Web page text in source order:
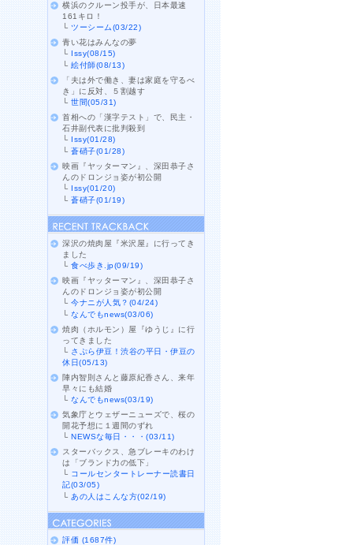
横浜のクルーン投手が、日本最速
161キロ！
└ツーシーム(03/22)
青い花はみんなの夢
└ Issy(08/15)
└絵付師(08/13)
「夫は外で働き、妻は家庭を守るべ
き」に反対、５割越す
└世間(05/31)
首相への「漢字テスト」で、民主・
石井副代表に批判殺到
└ Issy(01/28)
└蒼硝子(01/28)
映画『ヤッターマン』、深田恭子さ
んのドロンジョ姿が初公開
└ Issy(01/20)
└蒼硝子(01/19)
深沢の焼肉屋『米沢屋』に行ってき
ました
└食べ歩き.jp(09/19)
映画『ヤッターマン』、深田恭子さ
んのドロンジョ姿が初公開
└今ナニが人気？(04/24)
└なんでもnews(03/06)
焼肉（ホルモン）屋『ゆうじ』に行
ってきました
└ さぷら伊豆！渋谷の平日・伊豆の
休日(05/13)
陣内智則さんと藤原紀香さん、来年
早々にも結婚
└なんでもnews(03/19)
気象庁とウェザーニューズで、桜の
開花予想に１週間のずれ
└NEWSな毎日・・・(03/11)
スターバックス、急ブレーキのわけ
は「ブランド力の低下」
└ コールセンタートレーナー読書日
記(03/05)
└ あの人はこんな方(02/19)
評価 (1687件)